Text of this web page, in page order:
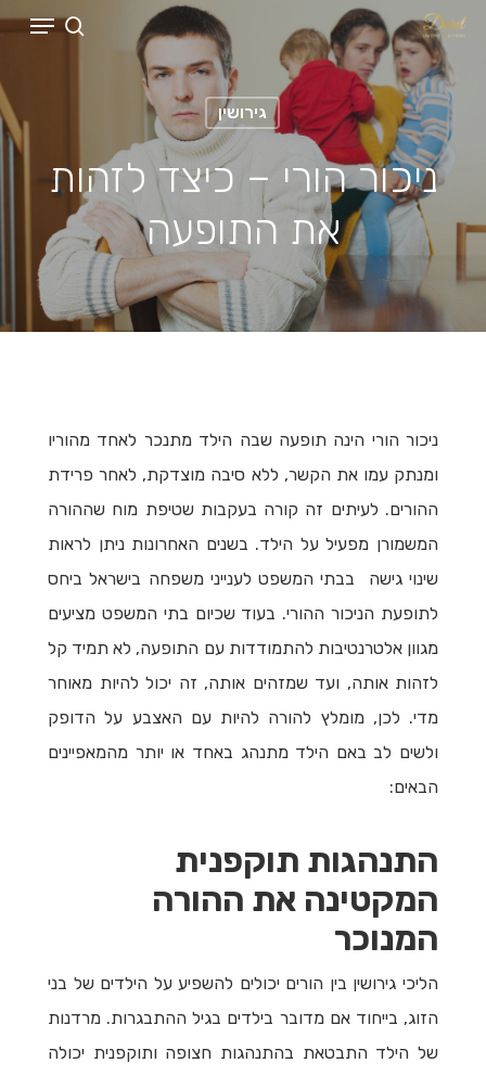
Skip
main
content
search
Menu
גירושין
ניכור הורי – כיצד לזהות
את התופעה
ניכור הורי הינה תופעה שבה הילד מתנכר לאחד מהוריו
ומנתק עמו את הקשר, ללא סיבה מוצדקת, לאחר פרידת
ההורים. לעיתים זה קורה בעקבות שטיפת מוח שההורה
המשמורן מפעיל על הילד. בשנים האחרונות ניתן לראות
שינוי גישה בבתי המשפט לענייני משפחה בישראל ביחס
לתופעת הניכור ההורי. בעוד שכיום בתי המשפט מציעים
מגוון אלטרנטיבות להתמודדות עם התופעה, לא תמיד קל
לזהות אותה, ועד שמזהים אותה, זה יכול להיות מאוחר
מדי. לכן, מומלץ להורה להיות עם האצבע על הדופק
ולשים לב באם הילד מתנהג באחד או יותר מהמאפיינים
הבאים:
התנהגות תוקפנית
המקטינה את ההורה
המנוכר
הליכי גירושין בין הורים יכולים להשפיע על הילדים של בני
הזוג, בייחוד אם מדובר בילדים בגיל ההתבגרות. מרדנות
של הילד התבטאת בהתנהגות חצופה ותוקפנית יכולה
Menu